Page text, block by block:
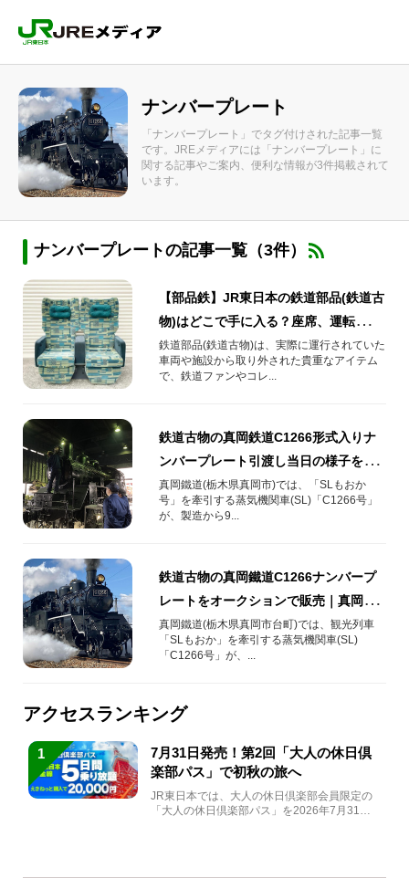
ナンバープレート
「ナンバープレート」でタグ付けされた記事一覧
です。JREメディアには「ナンバープレート」に
関する記事やご案内、便利な情報が3件掲載されて
います。
ナンバープレートの記事一覧（3件）
【部品鉄】JR東日本の鉄道部品(鉄道古
物)はどこで手に入る？座席、運転台、
方向幕、駅名標などの購入方法をご紹
介！
鉄道部品(鉄道古物)は、実際に運行されていた
車両や施設から取り外された貴重なアイテム
で、鉄道ファンやコレ...
鉄道古物の真岡鉄道C1266形式入りナ
ンバープレート引渡し当日の様子をご
紹介！
真岡鐵道(栃木県真岡市)では、「SLもおか
号」を牽引する蒸気機関車(SL)「C1266号」
が、製造から9...
鉄道古物の真岡鐵道C1266ナンバープ
レートをオークションで販売｜真岡鐵
道担当者インタビュー
真岡鐵道(栃木県真岡市台町)では、観光列車
「SLもおか」を牽引する蒸気機関車(SL)
「C1266号」が、...
アクセスランキング
1
7月31日発売！第2回「大人の休日倶
楽部パス」で初秋の旅へ
JR東日本では、大人の休日倶楽部会員限定の
「大人の休日倶楽部パス」を2026年7月31日